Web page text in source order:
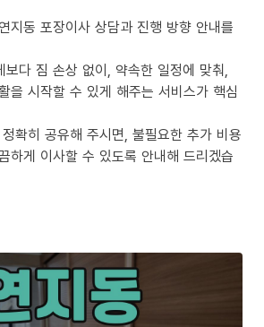
지동 포장이사 상담과 진행 방향 안내를
보다 짐 손상 없이, 약속한 일정에 맞춰,
을 시작할 수 있게 해주는 서비스가 핵심
확히 공유해 주시면, 불필요한 추가 비용
하게 이사할 수 있도록 안내해 드리겠습